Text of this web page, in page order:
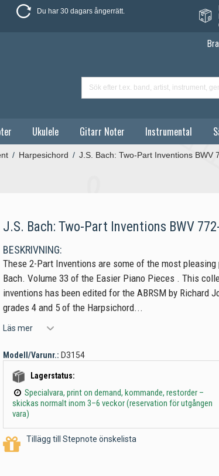
Du har 30 dagars ångerrätt.
Ukulele Gitarr Noter Instrumental
/ Harpesichord / J.S. Bach: Two-Part Inventions BWV
J.S. Bach: Two-Part Inventions BWV
BESKRIVNING:
These 2-Part Inventions are some of the most
Bach. Volume 33 of the Easier Piano Pieces . This
inventions has been edited for the ABRSM by Richard
grades 4 and 5 of the Harpsichord...
Läs mer
Modell/Varunr.: D3154
Lagerstatus:
Specialvara, print on demand, kommande, restorder –
skickas normalt inom 3–6 veckor (reservation för utgången
vara)
Tillägg till Stepnote önskelista